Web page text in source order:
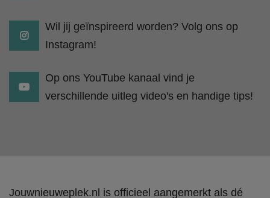
Wil jij geïnspireerd worden? Volg ons op
Instagram!
Op ons YouTube kanaal vind je
verschillende uitleg video's en handige tips!
Jouwnieuweplek.nl is officieel aangemerkt als dé